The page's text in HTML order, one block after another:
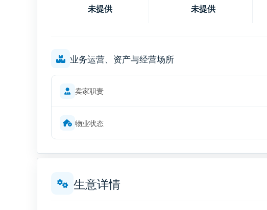
未提供 未提供
业务运营、资产与经营场所
卖家职责
物业状态
生意详情